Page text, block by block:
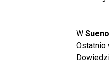
W
Ostatnio